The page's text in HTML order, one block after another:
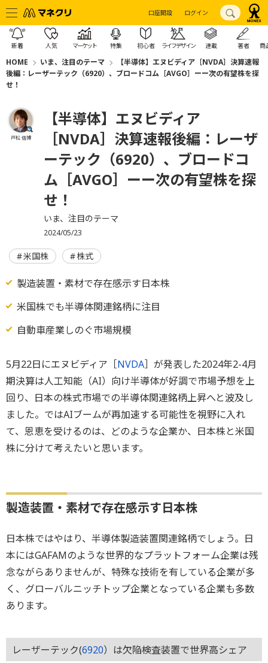
口座開設 ログイン
新着 人気 マーケット 特集 初心者 ライフデザイン 連載 著者 商
HOME いま、注目のテーマ
【半導体】エヌビディア［NVDA］決算速報
後編：レーザーテック（6920）、ブロードコム［AVGO］ーー次の有望株を探
せ！
戸松 信博
【半導体】エヌビディア
［NVDA］決算速報後編：レーザ
ーテック（6920）、ブロードコ
ム［AVGO］ーー次の有望株を探
せ！
いま、注目のテーマ
2024/05/23
米国株 株式
製造装置・素材で存在感示す日本株
米国株でも半導体関連銘柄に注目
自動車産業しのぐ市場規模
5月22日にエヌビディア［NVDA］が発表した2024年2-4月
期決算は人工知能（AI）向け半導体が好調で市場予想を上
回り、日本の株式市場での半導体関連銘柄上昇へと波及し
ました。ではAIブームが再加速する可能性を視野に入れ
て、恩恵を受けるのは、どのような企業か、日本株と米国
株に分けて考えたいと思います。
製造装置・素材で存在感示す日本株
日本株ではやはり、半導体製造装置関連銘柄でしょう。日
本にはGAFAMのような世界的なプラットフォーム企業は残
念ながらありませんが、特殊な技術を有している企業が多
く、グローバルニッチトップ企業となっている企業も多数
あります。
レーザーテック(6920）は欠陥検査装置で世界高シェア